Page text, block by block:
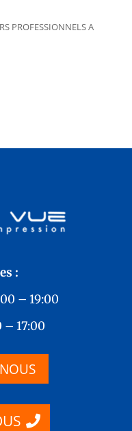
PROFESSIONNELS A
:
– 19:00
– 17:00